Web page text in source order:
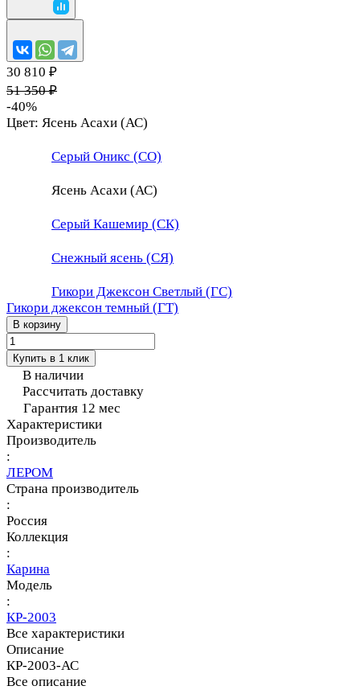
30 810 ₽
51 350 ₽
-40%
Цвет: Ясень Асахи (АС)
Серый Оникс (СО)
Ясень Асахи (АС)
Серый Кашемир (СК)
Снежный ясень (СЯ)
Гикори Джексон Светлый (ГС)
Гикори джексон темный (ГТ)
В корзину
Купить в 1 клик
В наличии
Рассчитать доставку
Гарантия 12 мес
Характеристики
Производитель
:
ЛЕРОМ
Страна производитель
:
Россия
Коллекция
:
Карина
Модель
:
КР-2003
Все характеристики
Описание
КР-2003-АС
Все описание